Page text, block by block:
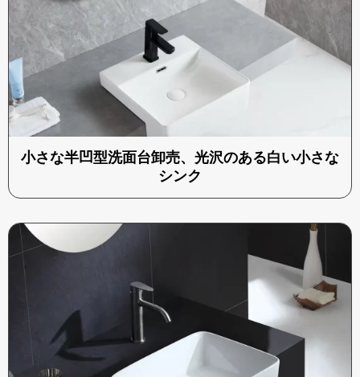
小さな半凹型洗面台卸売、光沢のある白い小さな
シンク